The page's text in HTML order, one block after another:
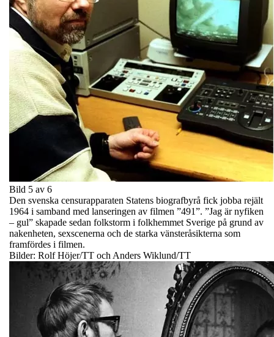
Bild 5 av 6
Den svenska censurapparaten Statens biografbyrå fick jobba rejält
1964 i samband med lanseringen av filmen ”491”. ”Jag är nyfiken
– gul” skapade sedan folkstorm i folkhemmet Sverige på grund av
nakenheten, sexscenerna och de starka vänsteråsikterna som
framfördes i filmen.
Bilder: Rolf Höjer/TT och Anders Wiklund/TT